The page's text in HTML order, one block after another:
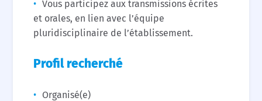
Vous participez aux transmissions écrites
et orales, en lien avec l’équipe
pluridisciplinaire de l’établissement.
Profil recherché
Organisé(e)